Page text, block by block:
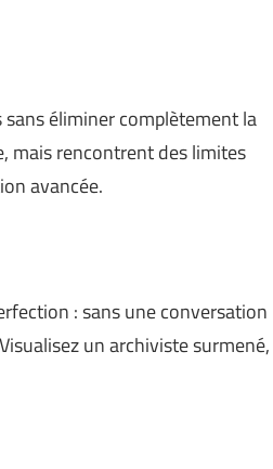
éliminer complètement la
mais rencontrent des limites
avancée.
: sans une conversation
un archiviste surmené,